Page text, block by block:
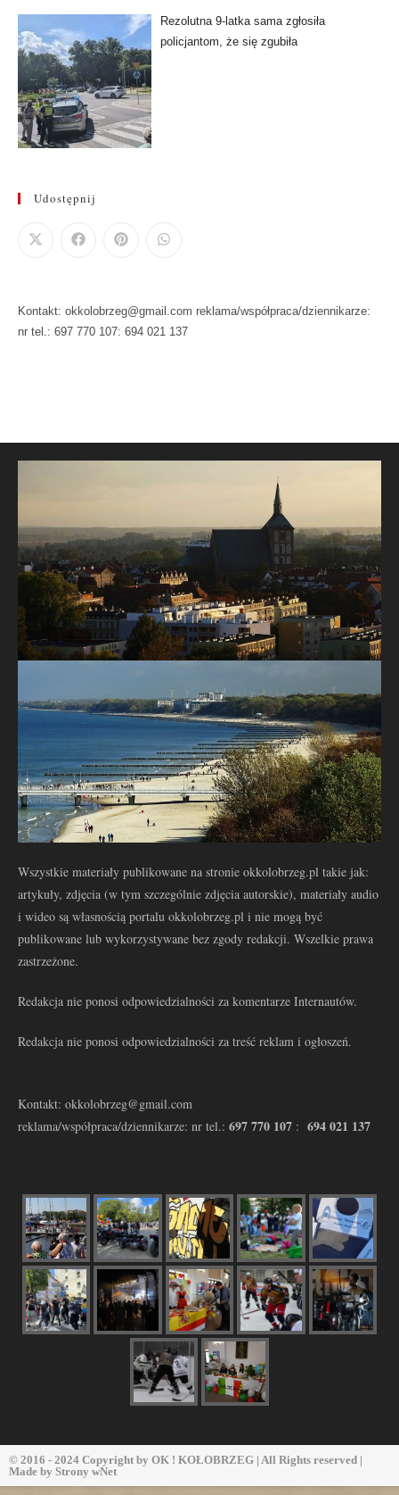
Rezolutna 9-latka sama zgłosiła
policjantom, że się zgubiła
Udostępnij
Kontakt: okkolobrzeg@gmail.com reklama/współpraca/dziennikarze:
nr tel.: 697 770 107: 694 021 137
Wszystkie materiały publikowane na stronie okkolobrzeg.pl takie jak:
artykuły, zdjęcia (w tym szczególnie zdjęcia autorskie), materiały audio
i wideo są własnością portalu okkolobrzeg.pl i nie mogą być
publikowane lub wykorzystywane bez zgody redakcji. Wszelkie prawa
zastrzeżone.
Redakcja nie ponosi odpowiedzialności za komentarze Internautów.
Redakcja nie ponosi odpowiedzialności za treść reklam i ogłoszeń.
Kontakt: okkolobrzeg@gmail.com
reklama/współpraca/dziennikarze: nr tel.: 697 770 107 : 694 021 137
© 2016 - 2024 Copyright by OK ! KOŁOBRZEG | All Rights reserved |
Made by Strony wNet